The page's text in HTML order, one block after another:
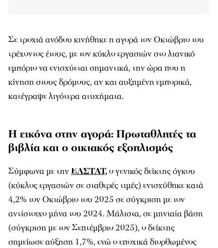
Σε τροχιά ανόδου κινήθηκε η αγορά τον Οκτώβριο του
τρέχοντος έτους, με τον κύκλο εργασιών στο λιανικό
εμπόριο να ενισχύεται σημαντικά, την ώρα που η
κίνηση στους δρόμους, αν και αυξημένη εμπορικά,
κατέγραψε λιγότερα ατυχήματα.
Η εικόνα στην αγορά: Πρωταθλητές τα
βιβλία και ο οικιακός εξοπλισμός
Σύμφωνα με τηνΕΛΣΤΑΤ,ο γενικός δείκτης όγκου
(κύκλος εργασιών σε σταθερές τιμές) ενισχύθηκε κατά
4,2% τον Οκτώβριο του 2025 σε σύγκριση με τον
αντίστοιχο μήνα του 2024. Μάλιστα, σε μηνιαία βάση
(σύγκριση με τον Σεπτέμβριο 2025), ο δείκτης
σημείωσε αύξηση 1,7%, ενώ ο εποχικά διορθωμένος